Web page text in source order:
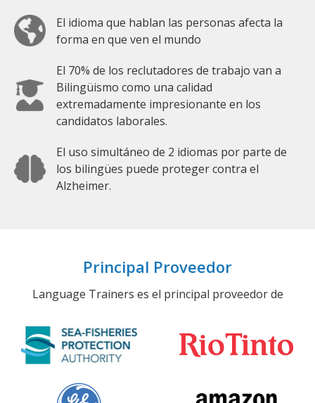
El idioma que hablan las personas afecta la
forma en que ven el mundo
El 70% de los reclutadores de trabajo van a
Bilingüismo como una calidad
extremadamente impresionante en los
candidatos laborales.
El uso simultáneo de 2 idiomas por parte de
los bilingües puede proteger contra el
Alzheimer.
Principal Proveedor
Language Trainers es el principal proveedor de